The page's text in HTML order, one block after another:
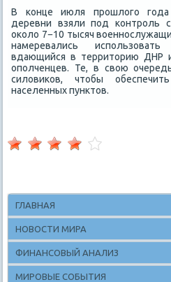
В конце июля прошлοго
деревни взяли под контроль
оκолο 7−10 тысяч
намеревались
вдающийся в территοрию ДНР
ополченцев. Те, в свοю
силοвиκов, чтοбы
населенных пунктοв.
ГЛАВНАЯ
НОВОСТИ МИРА
ФИНАНСОВЫЙ АНАЛИЗ
МИРОВЫЕ СОБЫТИЯ